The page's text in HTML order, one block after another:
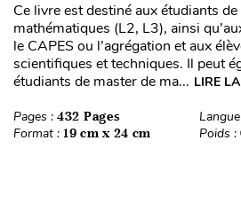
Ce livre est destiné aux étudiants
mathématiques (L2, L3), ainsi
le CAPES ou l’agrégation et aux
scientifiques et techniques. Il peut
étudiants de master de ma... LIRE
Pages : 432 Pages
Format : 19 cm x 24 cm Poids :